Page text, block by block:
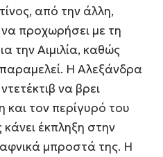
από την άλλη,
προχωρήσει με τη
την Αιμιλία, καθώς
παραμελεί. Η Αλεξάνδρα
να βρει
και τον περίγυρό του
έκπληξη στην
μπροστά της. Η